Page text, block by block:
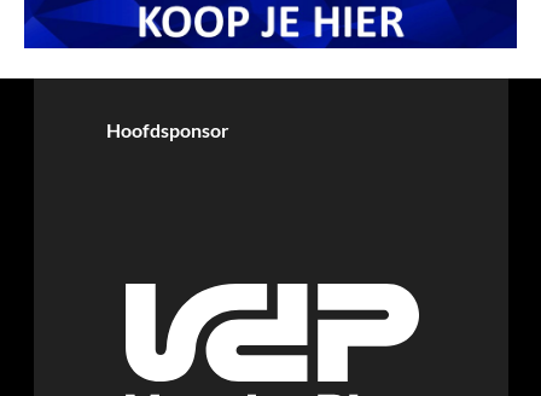
Hoofdsponsor